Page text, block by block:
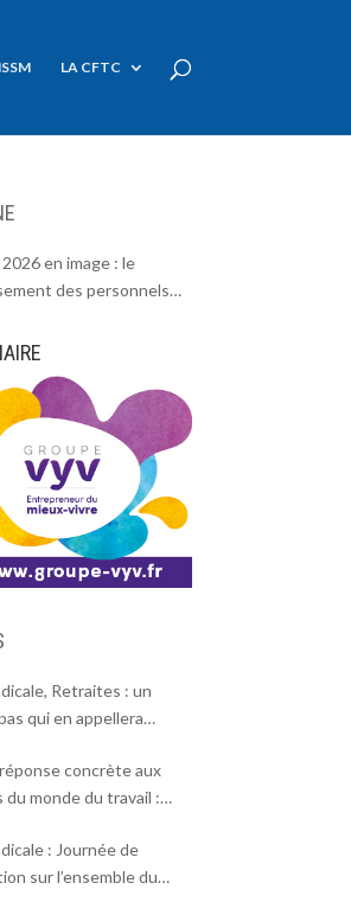
LA CFTC
en image : le
des personnels
Retraites : un
qui en appellera
concrète aux
monde du travail :
massive le 2 octobre !
: Journée de
sur l’ensemble du